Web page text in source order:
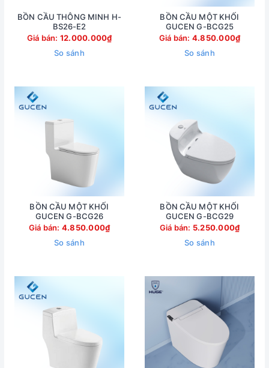
BỒN CẦU THÔNG MINH H-
BS26-E2
Giá bán: 12.000.000₫
So sánh
BỒN CẦU MỘT KHỐI
GUCEN G-BCG25
Giá bán: 4.850.000₫
So sánh
BỒN CẦU MỘT KHỐI
GUCEN G-BCG26
Giá bán: 4.850.000₫
So sánh
BỒN CẦU MỘT KHỐI
GUCEN G-BCG29
Giá bán: 5.250.000₫
So sánh